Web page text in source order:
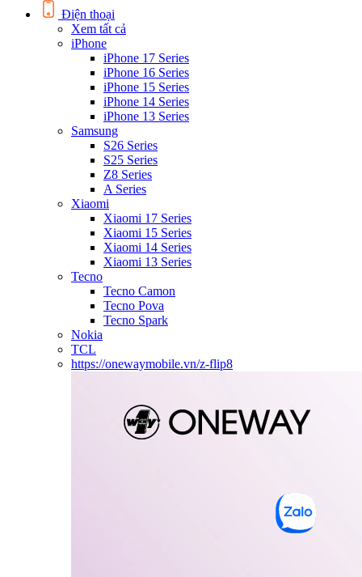
Điện thoại
Xem tất cả
iPhone
iPhone 17 Series
iPhone 16 Series
iPhone 15 Series
iPhone 14 Series
iPhone 13 Series
Samsung
S26 Series
S25 Series
Z8 Series
A Series
Xiaomi
Xiaomi 17 Series
Xiaomi 15 Series
Xiaomi 14 Series
Xiaomi 13 Series
Tecno
Tecno Camon
Tecno Pova
Tecno Spark
Nokia
TCL
https://onewaymobile.vn/z-flip8